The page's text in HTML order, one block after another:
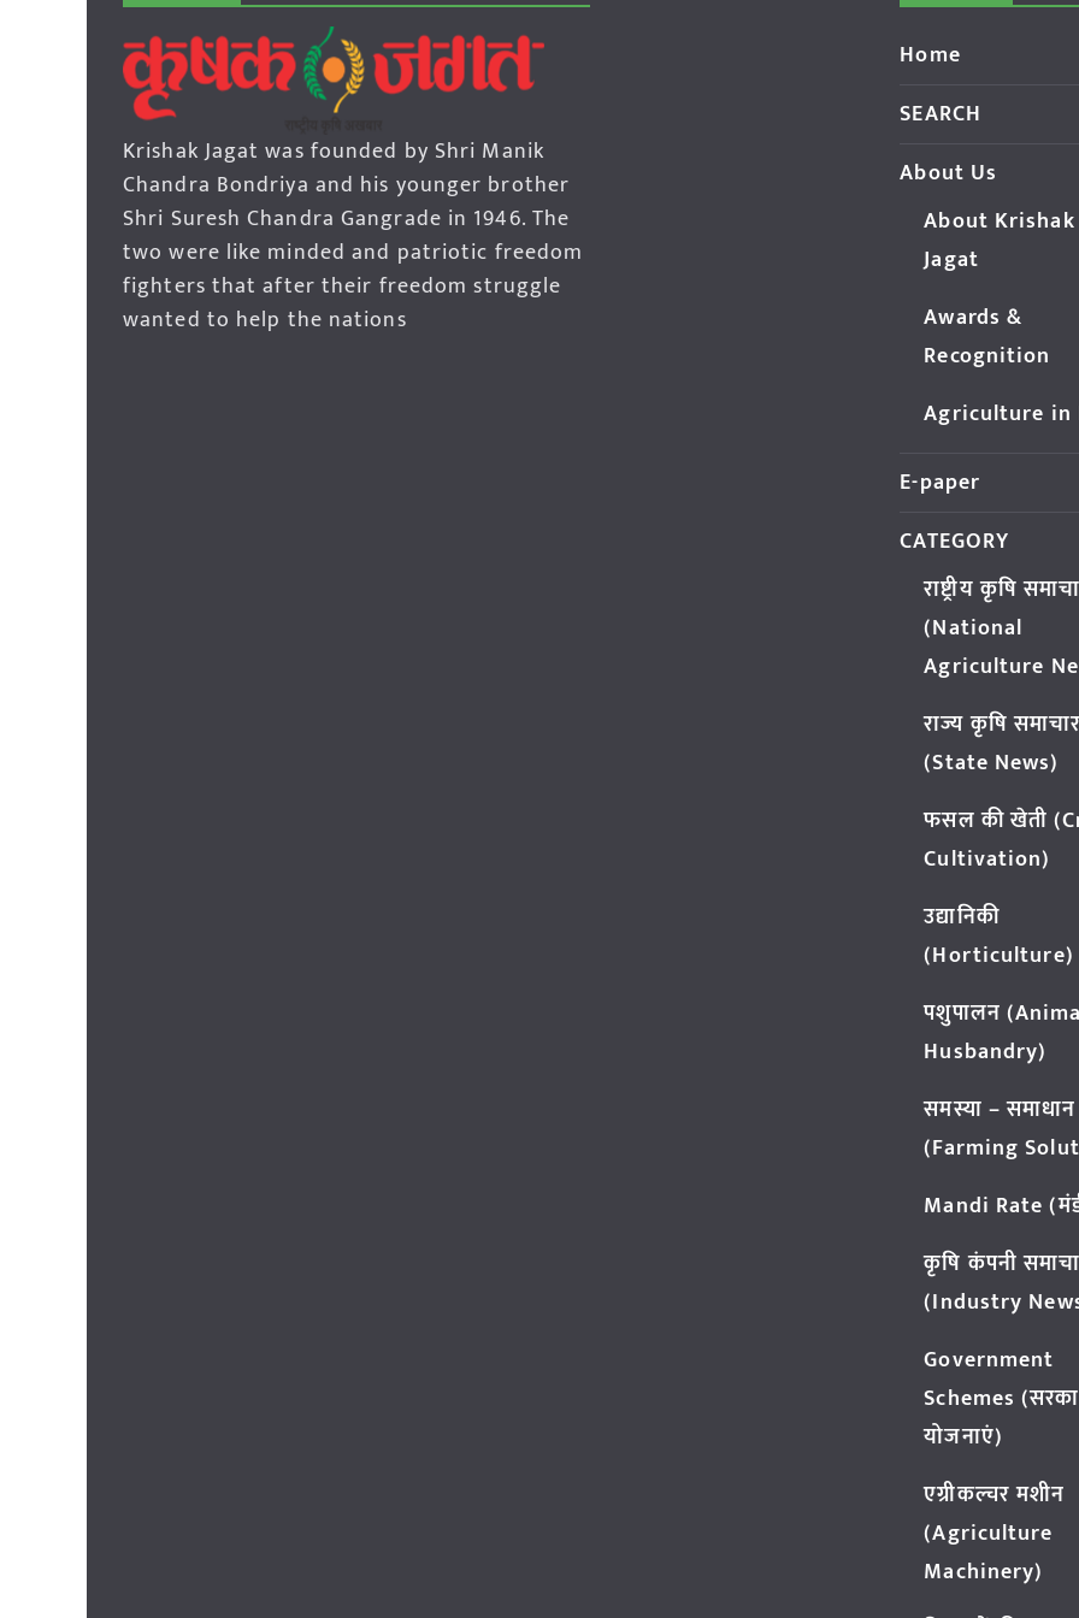
Krishak Jagat was founded by Shri Manik
Chandra Bondriya and his younger brother
Shri Suresh Chandra Gangrade in 1946. The
two were like minded and patriotic freedom
fighters that after their freedom struggle
wanted to help the nations
Home
SEARCH
About Us
About Krishak
Jagat
Awards &
Recognition
Agriculture in
E-paper
CATEGORY
राष्ट्रीय कृषि
(National
Agriculture
राज्य कृषि समाचार
(State News)
फसल की खेती
Cultivation)
उद्यानिकी
(Horticulture)
पशुपालन
Husbandry)
समस्या – समाधान
(Farming
Mandi Rate
कृषि कंपनी
(Industry
Government
Schemes
योजनाएं)
एग्रीकल्चर मशीन
(Agriculture
Machinery)